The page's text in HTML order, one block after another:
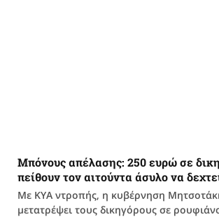
Μπόνους απέλασης: 250 ευρώ σε
πείθουν τον αιτούντα άσυλο να
Με ΚΥΑ ντροπής, η κυβέρνηση
μετατρέψει τους δικηγόρους σε